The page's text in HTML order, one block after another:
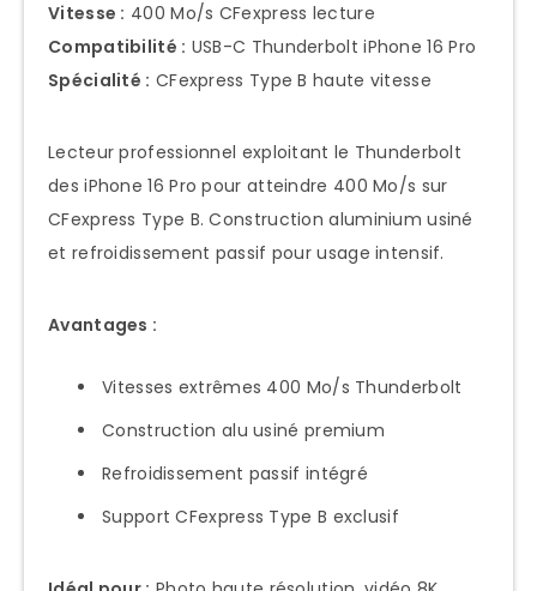
Vitesse : 400 Mo/s CFexpress lecture
Compatibilité : USB-C Thunderbolt iPhone 16 Pro
Spécialité : CFexpress Type B haute vitesse
Lecteur professionnel exploitant le Thunderbolt
des iPhone 16 Pro pour atteindre 400 Mo/s sur
CFexpress Type B. Construction aluminium usiné
et refroidissement passif pour usage intensif.
Avantages :
Vitesses extrêmes 400 Mo/s Thunderbolt
Construction alu usiné premium
Refroidissement passif intégré
Support CFexpress Type B exclusif